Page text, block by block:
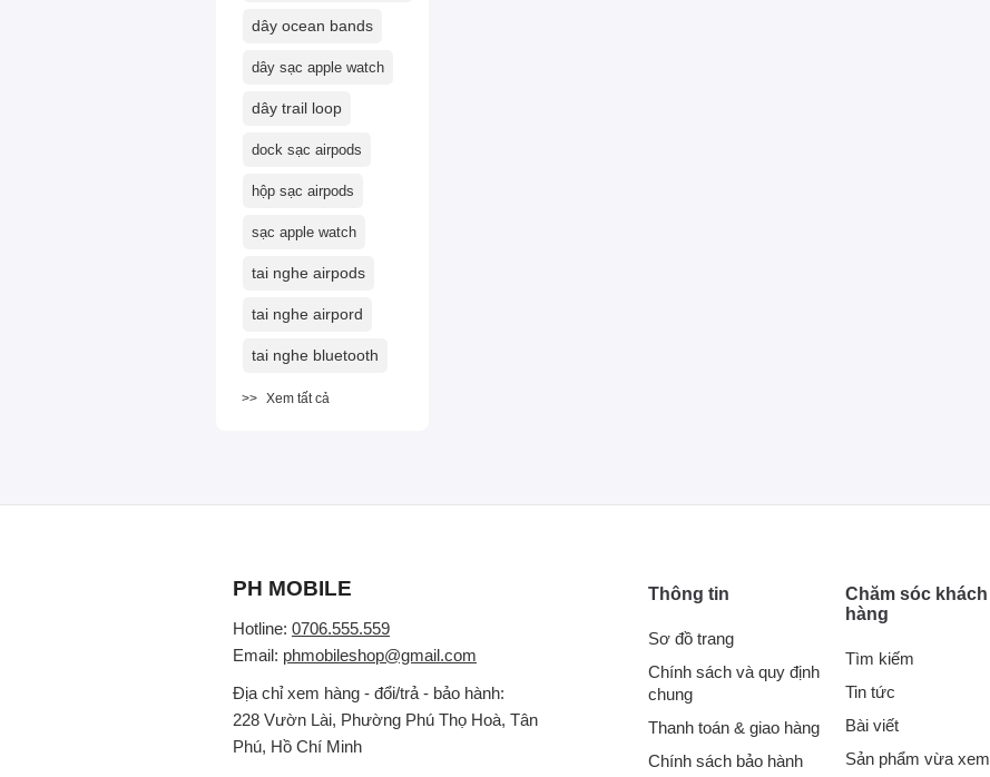
dây ocean bands
dây sạc apple watch
dây trail loop
dock sạc airpods
hộp sạc airpods
sạc apple watch
tai nghe airpods
tai nghe airpord
tai nghe bluetooth
Xem tất cả
PH MOBILE
Hotline: 0706.555.559
Email: phmobileshop@gmail.com
Địa chỉ xem hàng - đổi/trả - bảo hành:
228 Vườn Lài, Phường Phú Thọ Hoà, Tân
Phú, Hồ Chí Minh
Thông tin
Sơ đồ trang
Chính sách và quy định
chung
Thanh toán & giao hàng
Chính sách bảo hành
Chăm sóc khách
hàng
Tìm kiếm
Tin tức
Bài viết
Sản phẩm vừa xem